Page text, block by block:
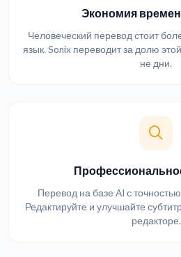
Экономия
Человеческий перевод стоит
язык. Sonix переводит за долю
не дни.
Перевод на базе AI с
Редактируйте и улучшайте
редакторе.